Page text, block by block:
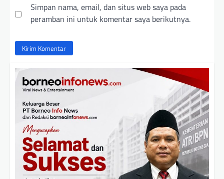
Simpan nama, email, dan situs web saya pada
peramban ini untuk komentar saya berikutnya.